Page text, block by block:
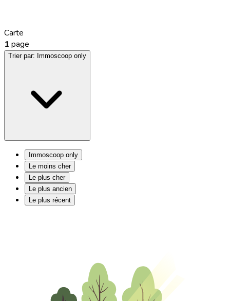
Carte
1 page
Trier par: Immoscoop only
Immoscoop only
Le moins cher
Le plus cher
Le plus ancien
Le plus récent